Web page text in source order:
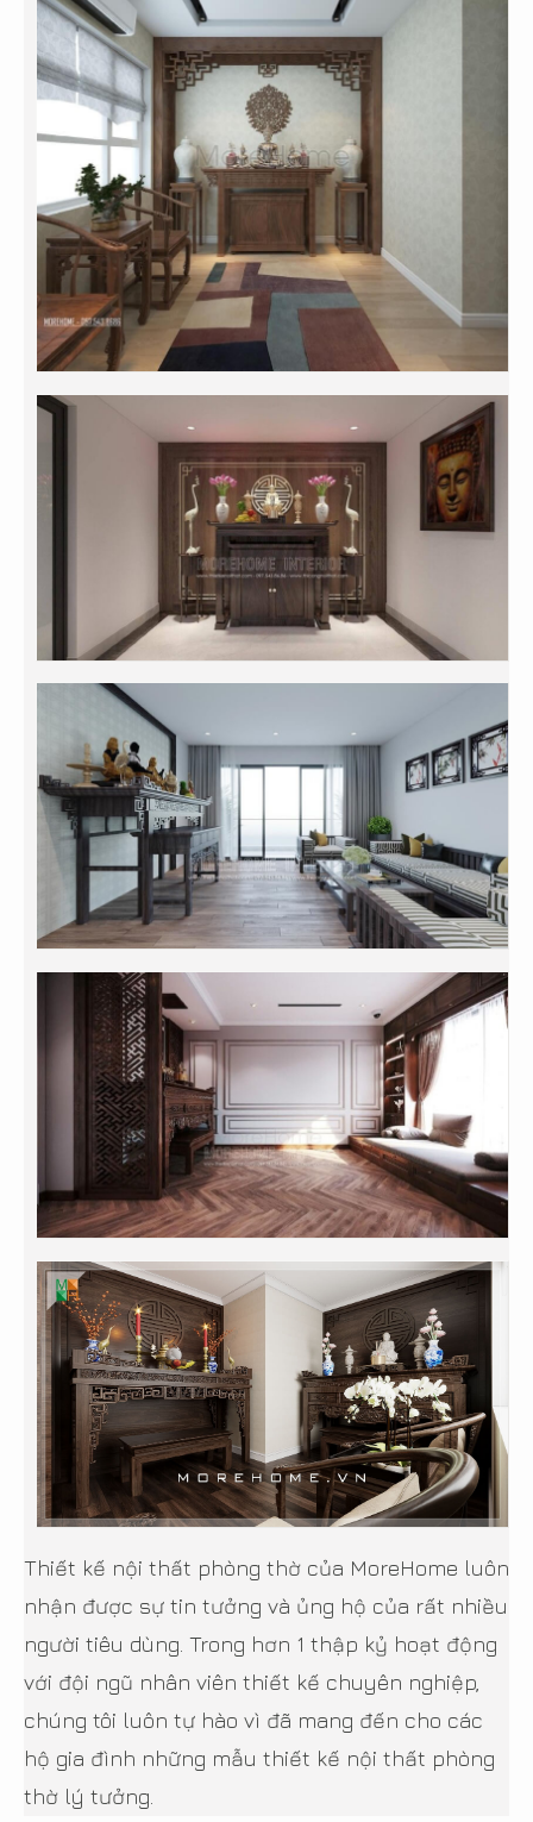
Thiết kế nội thất phòng thờ của MoreHome luôn
nhận được sự tin tưởng và ủng hộ của rất nhiều
người tiêu dùng. Trong hơn 1 thập kỷ hoạt động
với đội ngũ nhân viên thiết kế chuyên nghiệp,
chúng tôi luôn tự hào vì đã mang đến cho các
hộ gia đình những mẫu thiết kế nội thất phòng
thờ lý tưởng.